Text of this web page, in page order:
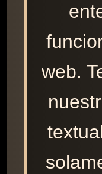
web.